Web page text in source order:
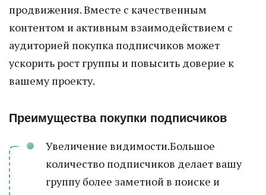
продвижения. Вместе с качественным
контентом и активным взаимодействием с
аудиторией покупка подписчиков может
ускорить рост группы и повысить доверие к
вашему проекту.
Преимущества покупки подписчиков
Увеличение видимости.Большое
количество подписчиков делает вашу
группу более заметной в поиске и